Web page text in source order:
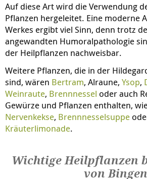
Auf diese Art wird die Verwendung
Pflanzen hergeleitet. Eine moderne
Werkes ergibt viel Sinn, denn trotz
angewandten Humoralpathologie
der Heilpflanzen nachweisbar.
Weitere Pflanzen, die in der
sind, wären Bertram, Alraune, Ysop,
Weinraute, Brennnessel oder auch
Gewürze und Pflanzen enthalten,
Nervenkekse, Brennnesselsuppe
Kräuterlimonade.
Wichtige Heilpflanzen
von Bingen